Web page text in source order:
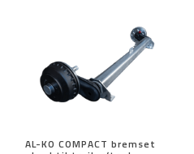
AL-KO COMPACT bremset